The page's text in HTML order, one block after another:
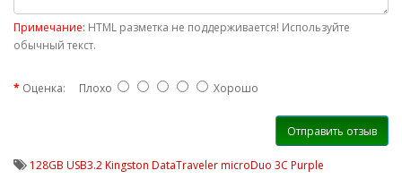
Примечание: HTML разметка не поддерживается! Используйте
обычный текст.
Оценка: Плохо Хорошо
Отправить отзыв
128GB USB3.2 Kingston DataTraveler microDuo 3C Purple